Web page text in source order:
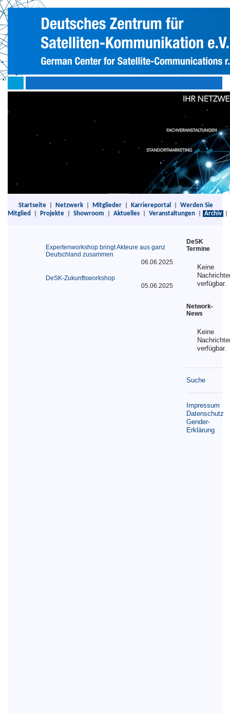
Startseite Netzwerk Mitglieder Karriereportal
Werden Sie
Mitglied
Projekte Showroom Aktuelles Veranstaltungen Archiv
Expertenworkshop bringt Akteure aus ganz
Deutschland zusammen
06.06.2025
DeSK-Zukunftsworkshop
05.06.2025
DeSK
Termine
Keine
verfügbar.
Network-
News
Keine
verfügbar.
Suche
Impressum
Datenschutz
Gender-
Erklärung